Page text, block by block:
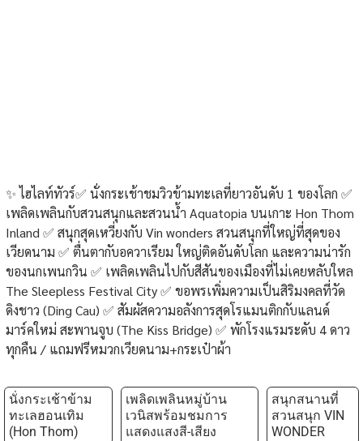
✨ ไฮไลท์ทัวร์✅ นั่งกระเช้าชมวิวข้ามทะเลที่ยาวอันดับ 1 ของโลก ✅
เพลิดเพลินกับสวนสนุกและสวนน้ำ Aquatopia บนเกาะ Hon Thom
Inland ✅ สนุกสุดเหวี่ยงกับ Vin wonders สวนสนุกที่ใหญ่ที่สุดของ
เวียดนาม ✅ ตื่นตากับอควาเรียม ใหญ่ติดอันดับโลก และความน่ารัก
ของนกเพนกวิน ✅ เพลิดเพลินไปกับสีสันของเมืองที่ไม่เคยหลับใหล
The Sleepless Festival City ✅ ขอพรเพิ่มความเป็นสิริมงคลที่วัด
ดิงชาว (Ding Cau) ✅ สัมผัสความอลังการสุดโรแมนติกกับแลนด์
มาร์คใหม่ สะพานจูบ (The Kiss Bridge) ✅ พักโรงแรมระดับ 4 ดาว
ทุกคืน / แถมฟรีหมวกเวียดนาม+กระเป๋าผ้า
นั่งกระเช้าข้าม
ทะเลฮอนเทิม
(Hon Thom)
เพลิดเพลินหมู่บ้าน
เวนิสพร้อมชมการ
แสดงแสงสี-เสียง
สนุกสนานที่
สวนสนุก VIN
WONDER